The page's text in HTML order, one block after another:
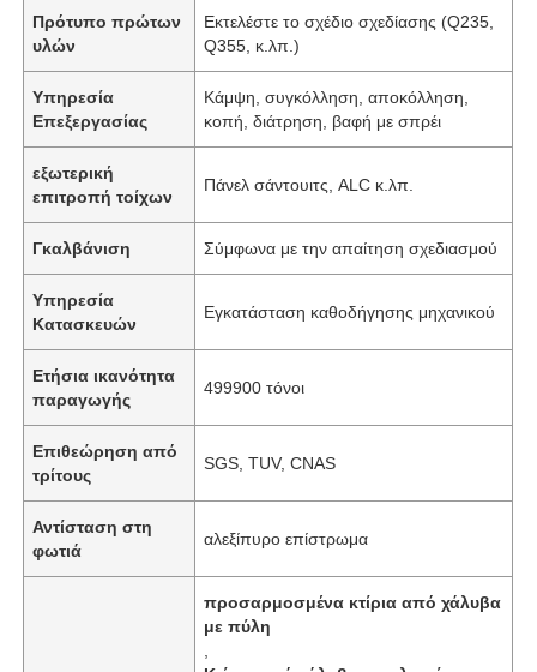
Πρότυπο πρώτων
υλών
Εκτελέστε το σχέδιο σχεδίασης (Q235,
Q355, κ.λπ.)
Υπηρεσία
Επεξεργασίας
Κάμψη, συγκόλληση, αποκόλληση,
κοπή, διάτρηση, βαφή με σπρέι
εξωτερική
επιτροπή τοίχων
Πάνελ σάντουιτς, ALC κ.λπ.
Γκαλβάνιση Σύμφωνα με την απαίτηση σχεδιασμού
Υπηρεσία
Κατασκευών
Εγκατάσταση καθοδήγησης μηχανικού
Ετήσια ικανότητα
παραγωγής
499900 τόνοι
Επιθεώρηση από
τρίτους
SGS, TUV, CNAS
Αντίσταση στη
φωτιά
αλεξίπυρο επίστρωμα
προσαρμοσμένα κτίρια από χάλυβα
με πύλη